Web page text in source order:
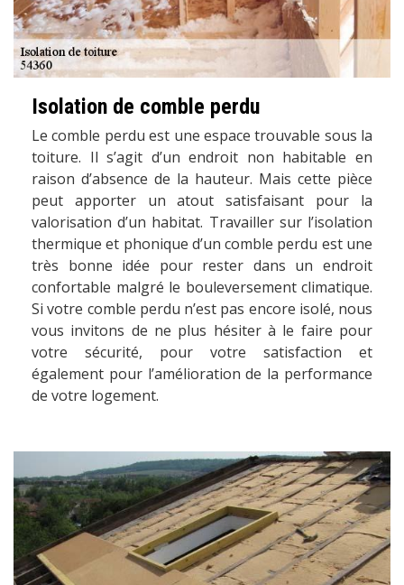
Isolation de comble perdu
Le comble perdu est une espace trouvable sous la
toiture. Il s’agit d’un endroit non habitable en
raison d’absence de la hauteur. Mais cette pièce
peut apporter un atout satisfaisant pour la
valorisation d’un habitat. Travailler sur l’isolation
thermique et phonique d’un comble perdu est une
très bonne idée pour rester dans un endroit
confortable malgré le bouleversement climatique.
Si votre comble perdu n’est pas encore isolé, nous
vous invitons de ne plus hésiter à le faire pour
votre sécurité, pour votre satisfaction et
également pour l’amélioration de la performance
de votre logement.